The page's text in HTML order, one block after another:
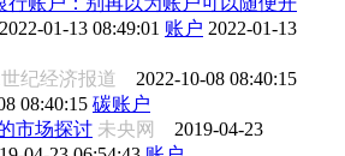
2022-01-13 08:49:01 账户 2022-01-13
世纪经济报道 2022-10-08 08:40:15
08:40:15 碳账户
市场探讨 未央网 2019-04-23